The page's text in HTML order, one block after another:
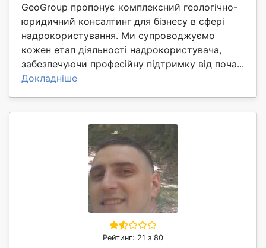
GeoGroup пропонує комплексний геологічно-
юридичний консалтинг для бізнесу в сфері
надрокористування. Ми супроводжуємо
кожен етап діяльності надрокористувача,
забезпечуючи професійну підтримку від поча...
Докладніше
Рейтинг: 21 з 80